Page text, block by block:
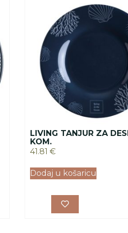
LIVING TANJUR ZA
KOM.
41.81 €
Dodaj u košaricu